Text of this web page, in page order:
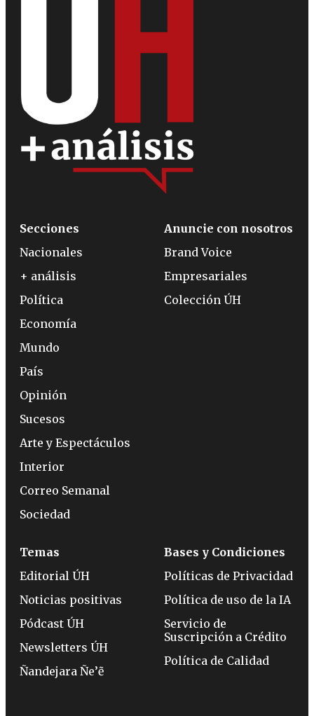
Secciones
Nacionales
+ análisis
Política
Economía
Mundo
País
Opinión
Sucesos
Arte y Espectáculos
Interior
Correo Semanal
Sociedad
Anuncie con nosotros
Brand Voice
Empresariales
Colección ÚH
Temas
Editorial ÚH
Noticias positivas
Pódcast ÚH
Newsletters ÚH
Ñandejara Ñe’ẽ
Bases y Condiciones
Políticas de Privacidad
Política de uso de la IA
Servicio de
Suscripción a Crédito
Política de Calidad